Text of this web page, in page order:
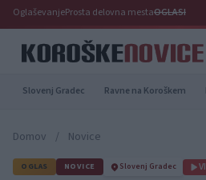
OglaševanjeProsta delovna mestaOGLASI
Slovenj Gradec Ravne na Koroškem
Domov / Novice
OGLAS NOVICE Slovenj Gradec